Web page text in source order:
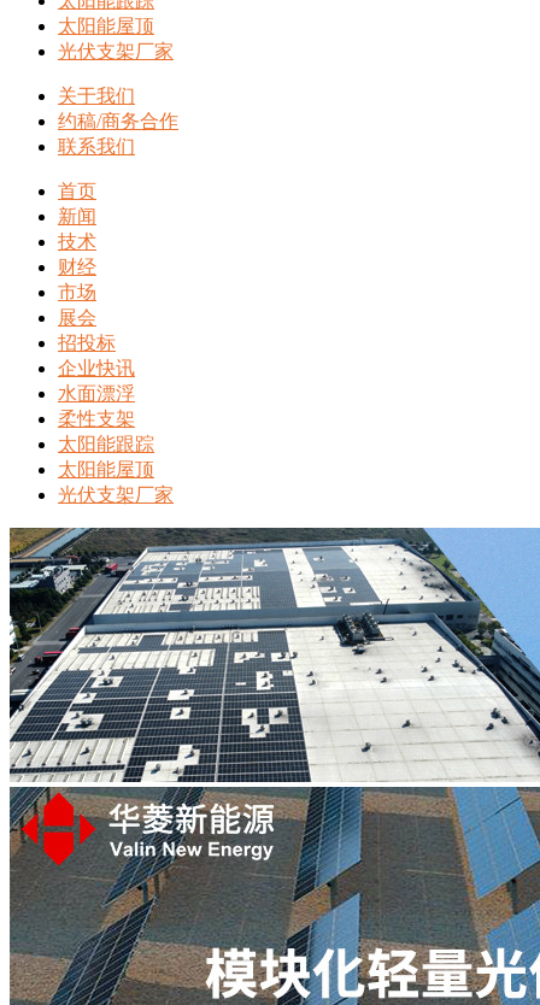
太阳能屋顶
光伏支架厂家
关于我们
约稿/商务合作
联系我们
首页
新闻
技术
财经
市场
展会
招投标
企业快讯
水面漂浮
柔性支架
太阳能跟踪
太阳能屋顶
光伏支架厂家